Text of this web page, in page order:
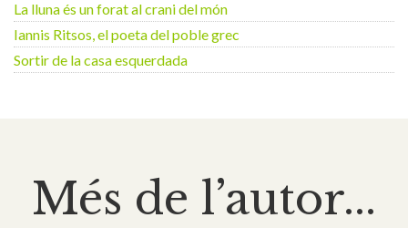
La lluna és un forat al crani del món
Iannis Ritsos, el poeta del poble grec
Sortir de la casa esquerdada
Més de l’autor...